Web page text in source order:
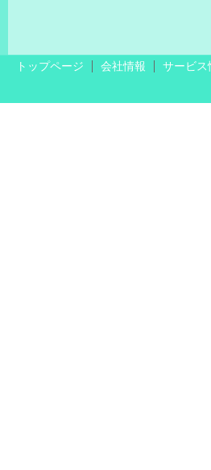
トップページ 会社情報 サービス